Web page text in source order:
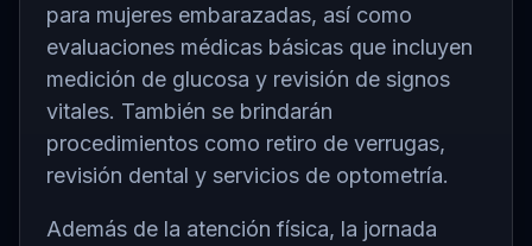
para mujeres embarazadas, así como
evaluaciones médicas básicas que incluyen
medición de glucosa y revisión de signos
vitales. También se brindarán
procedimientos como retiro de verrugas,
revisión dental y servicios de optometría.
Además de la atención física, la jornada